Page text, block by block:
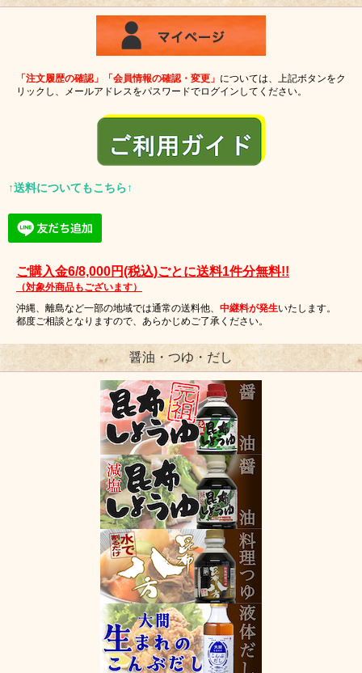
「注文履歴の確認」「会員情報の確認・変更」 については、上記ボタンをク
リックし、メールアドレスをパスワードでログインしてください。
↑送料についてもこちら↑
ご購入金6/8,000円(税込)ごとに送料1件分無料!!
（対象外商品もございます）
沖縄、離島など一部の地域では通常の送料他、 中継料が発生いたします。
都度ご相談となりますので、あらかじめご了承ください。
醤油・つゆ・だし